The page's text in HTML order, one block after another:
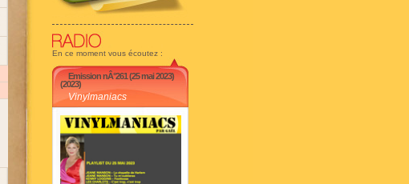
En ce moment vous écoutez :
Emission nÂ°261 (25 mai 2023)
(2023)
Vinylmaniacs